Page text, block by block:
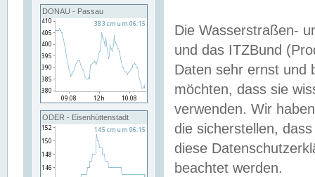
DONAU - Passau
ODER - Eisenhüttenstadt
Die Wasserstraßen-
und das ITZBund
Daten sehr ernst und
möchten, dass sie
verwenden. Wir
die sicherstellen,
diese
beachtet werden.